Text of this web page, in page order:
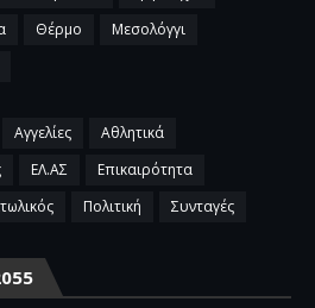
Θέρμο
Μεσολόγγι
Αγγελίες
Αθλητικά
ΕΛ.ΑΣ
Επικαιρότητα
Πολιτική Συνταγές